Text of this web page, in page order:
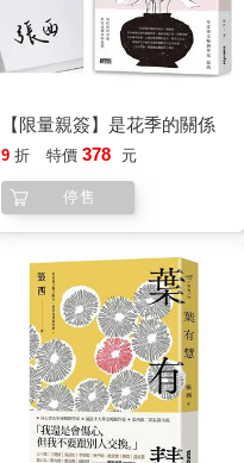
【限量親簽】是花季的關係
9 折 特價 378 元
停售